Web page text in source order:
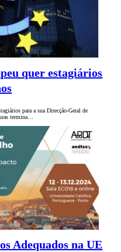
quer estagiários
para a sua Direcção-Geral de
termina…
Adequados na UE